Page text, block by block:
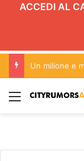
ACCEDI AL
Menu